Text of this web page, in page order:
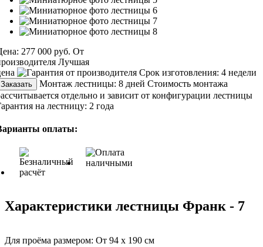
277 000 руб. От
Лучшая
Срок изготовления: 4 недели
Заказать Монтаж лестницы: 8 дней Стоимость монтажа
отдельно и зависит от конфигурации лестницы
на лестницу: 2 года
оплаты:
Характеристики лестницы Франк - 7
Для проёма размером: От 94 х 190 см